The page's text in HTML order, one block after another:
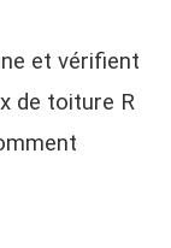
et vérifient
de toiture R